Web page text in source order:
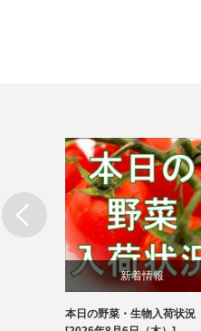
新着情報
ブログ
本日の野菜・生物入荷状況